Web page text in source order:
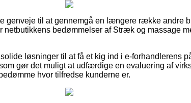
genveje til at gennemgå en længere række andre
netbutikkens bedømmelser af Stræk og massage
løsninger til at få et kig ind i e-forhandlerens
gør det muligt at udfærdige en evaluering af
hvor tilfredse kunderne er.